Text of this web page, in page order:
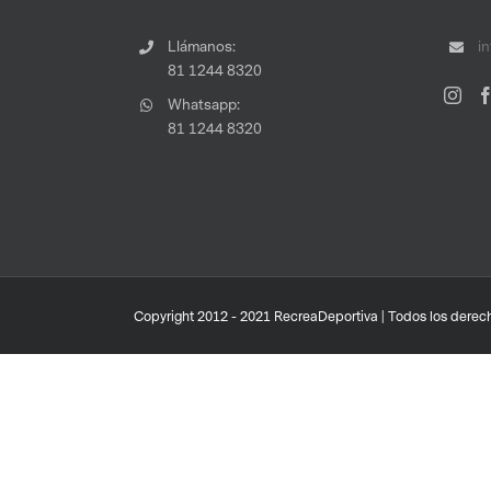
Llámanos:
81 1244 8320
Whatsapp:
81 1244 8320
Copyright 2012 - 2021 RecreaDeportiva | Todos los